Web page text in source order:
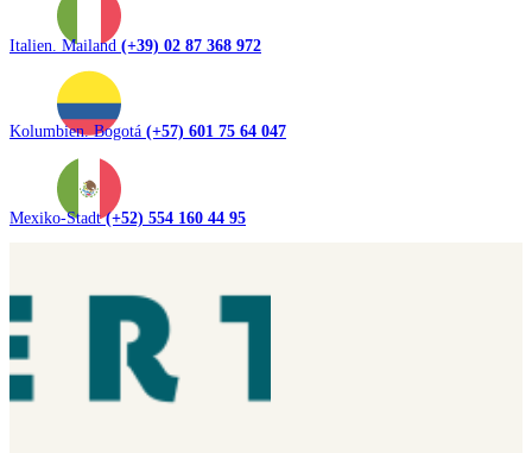
Italien. Mailand (+39) 02 87 368 972
Kolumbien. Bogotá (+57) 601 75 64 047
Mexiko-Stadt(+52) 554 160 44 95